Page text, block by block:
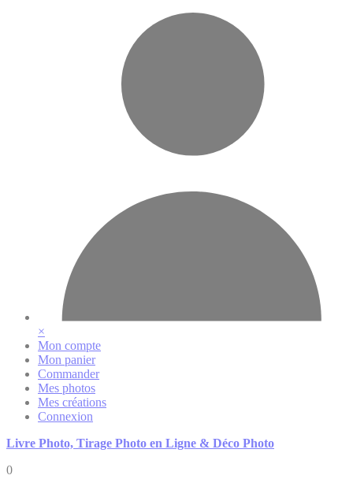
×
Mon compte
Mon panier
Commander
Mes photos
Mes créations
Connexion
Livre Photo, Tirage Photo en Ligne & Déco Photo
0